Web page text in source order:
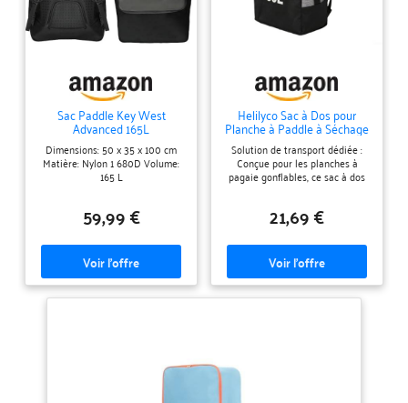
Sac Paddle Key West
Advanced 165L
Dimensions: 50 x 35 x 100 cm
Matière: Nylon 1 680D Volume:
165 L
59,99 €
Helilyco Sac à Dos pour
Planche à Paddle à Séchage
Rapide 600D Oxford pour le
Stockage de la Planche
Gonflable de Paddle Noir
(80L)
Solution de transport dédiée :
Conçue pour les planches à
pagaie gonflables, ce sac à dos
peut accueillir des configurations
la pagaie, la pompe et le kit de
réparation - avec des poches
latérales doubles et une
structure interne qui stabilise
l'équipement pendant le
transport vers des points de
lancement éloignés. Système de
refroidissement et minimiser la
21,69 €